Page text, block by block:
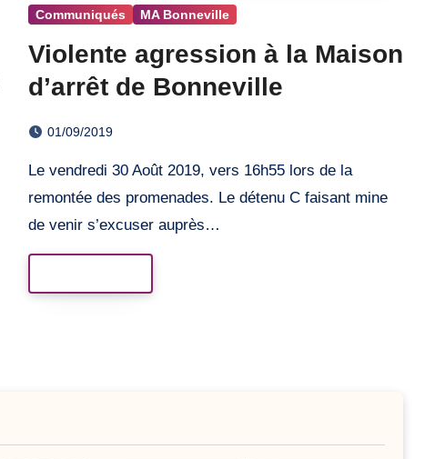
Communiqués MA Bonneville
Violente agression à la Maison
d’arrêt de Bonneville
01/09/2019
Le vendredi 30 Août 2019, vers 16h55 lors de la
remontée des promenades. Le détenu C faisant mine
de venir s’excuser auprès…